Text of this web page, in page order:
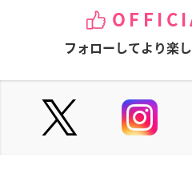
フォローしてより楽